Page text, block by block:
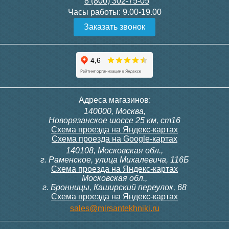
Конвектор ITT.080.200.1300
с решеткой GRILL.SGW-20-
Конвектор ITT.080.200.1000
с решеткой GRILL.SGW-20-
Конвектор ITT.080.200.1000
с решеткой GRILL.SGW-20-
Конвектор ITT.080.200.900 с
решеткой GRILL.SGA-20-
Подробнее Подробнее
300, 230В (врезной - квадр.
9 700
Siemens IRA 211
3 600
Часы работы: 9.00-19.00
Заказать звонок
Адреса магазинов:
140000, Москва,
Новорязанское шоссе 25 км, ст16
Схема проезда на Яндекс-картах
Схема проезда на Google-картах
140108, Московская обл.,
г. Раменское, улица Михалевича, 116Б
Схема проезда на Яндекс-картах
Московская обл.,
г. Бронницы, Каширский переулок, 68
Схема проезда на Яндекс-картах
sales@mirsantekhniki.ru